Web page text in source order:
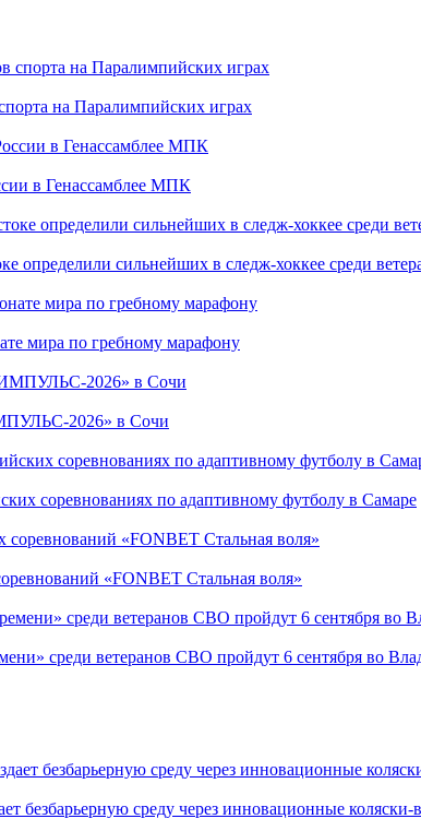
на Паралимпийских играх
в Генассамблее МПК
определили сильнейших в следж-хоккее среди
мира по гребному марафону
2026» в Сочи
соревнованиях по адаптивному футболу в Самаре
«FONBET Стальная воля»
среди ветеранов СВО пройдут 6 сентября во
безбарьерную среду через инновационные коляски-